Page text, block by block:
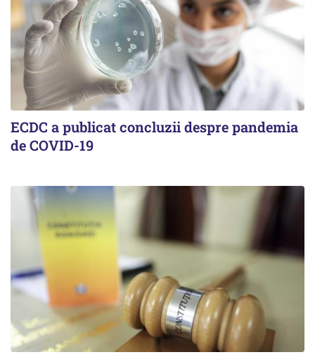
ECDC a publicat concluzii despre pandemia
de COVID-19